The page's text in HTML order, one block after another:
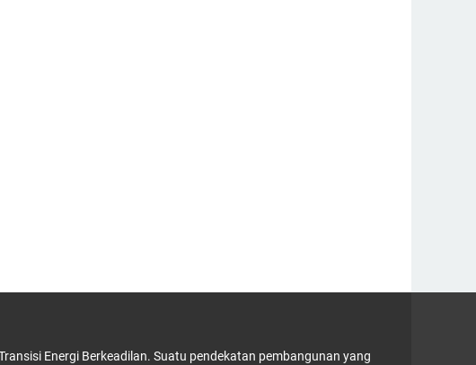
Energi Berkeadilan. Suatu pendekatan pembangunan yang